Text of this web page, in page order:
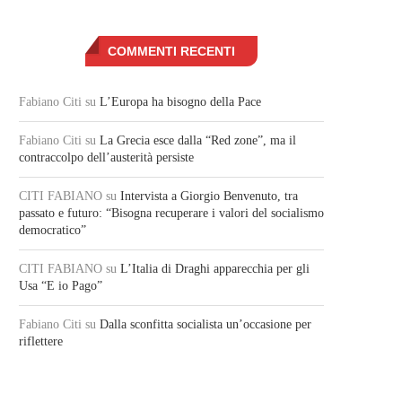
COMMENTI RECENTI
Fabiano Citi su L’Europa ha bisogno della Pace
Fabiano Citi su La Grecia esce dalla “Red zone”, ma il
contraccolpo dell’austerità persiste
CITI FABIANO su Intervista a Giorgio Benvenuto, tra
passato e futuro: “Bisogna recuperare i valori del socialismo
democratico”
CITI FABIANO su L’Italia di Draghi apparecchia per gli
Usa “E io Pago”
Fabiano Citi su Dalla sconfitta socialista un’occasione per
riflettere